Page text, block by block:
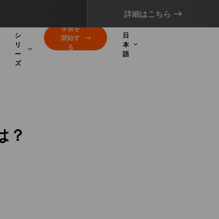
詳細はこちら
シ
リ
ー
ズ
学習を
開始す
る
日
本
語
？